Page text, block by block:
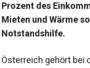
Prozent des
Mieten und Wärme
Notstandshilfe.
Österreich gehört bei